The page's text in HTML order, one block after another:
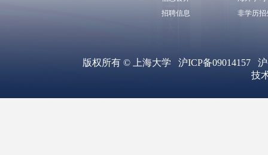
招聘信息
非学历招
版权所有 ©上海大学 沪ICP备09014157
技